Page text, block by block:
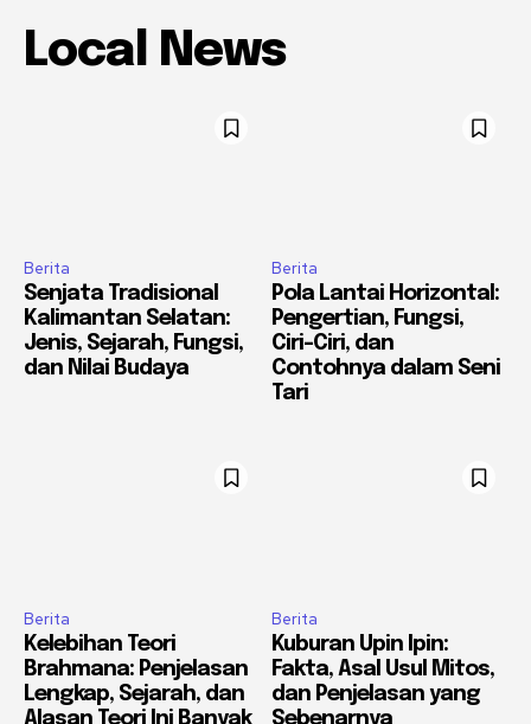
Local News
Berita
Senjata Tradisional
Kalimantan Selatan:
Jenis, Sejarah, Fungsi,
dan Nilai Budaya
Berita
Pola Lantai Horizontal:
Pengertian, Fungsi,
Ciri-Ciri, dan
Contohnya dalam Seni
Tari
Berita
Kelebihan Teori
Brahmana: Penjelasan
Lengkap, Sejarah, dan
Alasan Teori Ini Banyak
Berita
Kuburan Upin Ipin:
Fakta, Asal Usul Mitos,
dan Penjelasan yang
Sebenarnya